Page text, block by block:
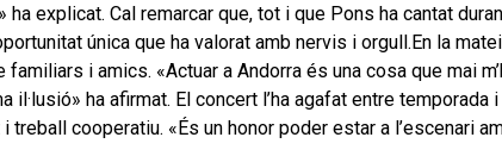
explicat. Cal remarcar que, tot i que Pons ha cantat
única que ha valorat amb nervis i orgull.En la
i amics. «Actuar a Andorra és una cosa que mai
ha afirmat. El concert l’ha agafat entre temporada i
cooperatiu. «És un honor poder estar a l’escenari